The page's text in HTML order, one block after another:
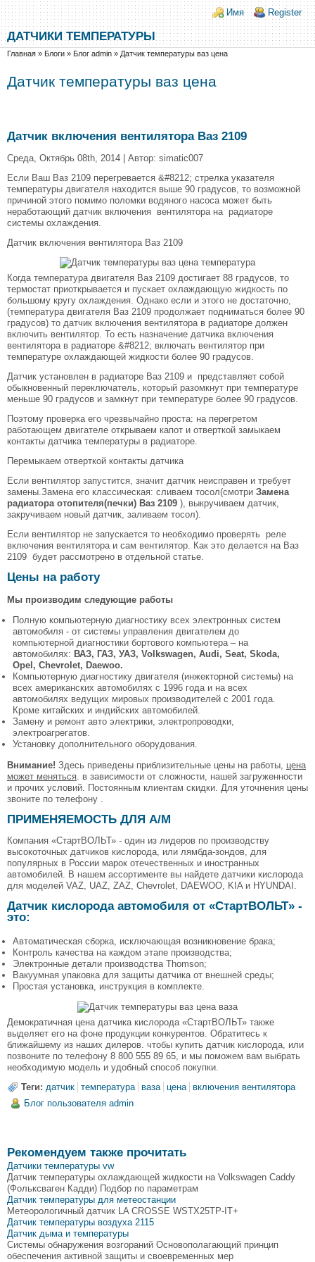
Перейти к основному содержанию
Skip to search
Login links
Имя Register
ДАТЧИКИ ТЕМПЕРАТУРЫ
Вы здесь
Главная » Блоги » Блог admin » Датчик температуры ваз цена
Датчик температуры ваз цена
Датчик включения вентилятора Ваз 2109
Среда, Октябрь 08th, 2014 | Автор: simatic007
Если Ваш Ваз 2109 перегревается &#8212; стрелка указателя
температуры двигателя находится выше 90 градусов, то возможной
причиной этого помимо поломки водяного насоса может быть
неработающий датчик включения вентилятора на радиаторе
системы охлаждения.
Датчик включения вентилятора Ваз 2109
Когда температура двигателя Ваз 2109 достигает 88 градусов, то
термостат приоткрывается и пускает охлаждающую жидкость по
большому кругу охлаждения. Однако если и этого не достаточно,
(температура двигателя Ваз 2109 продолжает подниматься более 90
градусов) то датчик включения вентилятора в радиаторе должен
включить вентилятор. То есть назначение датчика включения
вентилятора в радиаторе &#8212; включать вентилятор при
температуре охлаждающей жидкости более 90 градусов.
Датчик установлен в радиаторе Ваз 2109 и представляет собой
обыкновенный переключатель, который разомкнут при температуре
меньше 90 градусов и замкнут при температуре более 90 градусов.
Поэтому проверка его чрезвычайно проста: на перегретом
работающем двигателе открываем капот и отверткой замыкаем
контакты датчика температуры в радиаторе.
Перемыкаем отверткой контакты датчика
Если вентилятор запустится, значит датчик неисправен и требует
замены.Замена его классическая: сливаем тосол(смотри Замена
радиатора отопителя(печки) Ваз 2109 ), выкручиваем датчик,
закручиваем новый датчик, заливаем тосол).
Если вентилятор не запускается то необходимо проверять реле
включения вентилятора и сам вентилятор. Как это делается на Ваз
2109 будет рассмотрено в отдельной статье.
Цены на работу
Мы производим следующие работы
Полную компьютерную диагностику всех электронных систем
автомобиля - от системы управления двигателем до
компьютерной диагностики бортового компьютера – на
автомобилях: ВАЗ, ГАЗ, УАЗ, Volkswagen, Audi, Seat, Skoda,
Opel, Chevrolet, Daewoo.
Компьютерную диагностику двигателя (инжекторной системы) на
всех американских автомобилях с 1996 года и на всех
автомобилях ведущих мировых производителей с 2001 года.
Кроме китайских и индийских автомобилей.
Замену и ремонт авто электрики, электропроводки,
электроагрегатов.
Установку дополнительного оборудования.
Внимание! Здесь приведены приблизительные цены на работы, цена
может меняться . в зависимости от сложности, нашей загруженности
и прочих условий. Постоянным клиентам скидки. Для уточнения цены
звоните по телефону .
ПРИМЕНЯЕМОСТЬ ДЛЯ А/М
Компания «СтартВОЛЬТ» - один из лидеров по производству
высокоточных датчиков кислорода, или лямбда-зондов, для
популярных в России марок отечественных и иностранных
автомобилей. В нашем ассортименте вы найдете датчики кислорода
для моделей VAZ, UAZ, ZAZ, Chevrolet, DAEWOO, KIA и HYUNDAI.
Датчик кислорода автомобиля от «СтартВОЛЬТ» -
это:
Автоматическая сборка, исключающая возникновение брака;
Контроль качества на каждом этапе производства;
Электронные детали производства Thomson;
Вакуумная упаковка для защиты датчика от внешней среды;
Простая установка, инструкция в комплекте.
Демократичная цена датчика кислорода «СтартВОЛЬТ» также
выделяет его на фоне продукции конкурентов. Обратитесь к
ближайшему из наших дилеров. чтобы купить датчик кислорода, или
позвоните по телефону 8 800 555 89 65, и мы поможем вам выбрать
необходимую модель и удобный способ покупки.
Теги: датчик температура ваза цена включения вентилятора
Блог пользователя admin
Рекомендуем также прочитать
Датчики температуры vw
Датчик температуры охлаждающей жидкости на Volkswagen Caddy
(Фольксваген Кадди) Подбор по параметрам
Датчик температуры для метеостанции
Метеорологичный датчик LA CROSSE WSTX25TP-IT+
Датчик температуры воздуха 2115
Датчик дыма и температуры
Системы обнаружения возгораний Основополагающий принцип
обеспечения активной защиты и своевременных мер